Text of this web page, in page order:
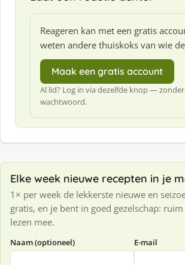
Reageren kan met een gratis
weten andere thuiskoks van wie
Maak een gratis account
Al lid? Log in via dezelfde knop — zonder
wachtwoord.
Elke week nieuwe recepten in je
1× per week de lekkerste nieuwe en
gratis, en je bent in goed gezelschap:
lezen mee.
Naam (optioneel) E-mail